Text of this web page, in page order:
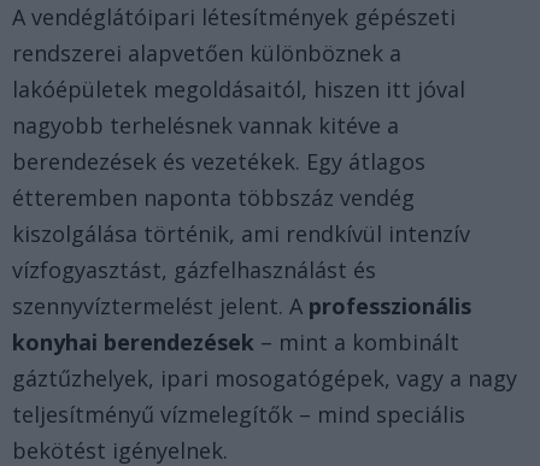
A vendéglátóipari létesítmények gépészeti
rendszerei alapvetően különböznek a
lakóépületek megoldásaitól, hiszen itt jóval
nagyobb terhelésnek vannak kitéve a
berendezések és vezetékek. Egy átlagos
étteremben naponta többszáz vendég
kiszolgálása történik, ami rendkívül intenzív
vízfogyasztást, gázfelhasználást és
szennyvíztermelést jelent. A professzionális
konyhai berendezések – mint a kombinált
gáztűzhelyek, ipari mosogatógépek, vagy a nagy
teljesítményű vízmelegítők – mind speciális
bekötést igényelnek.